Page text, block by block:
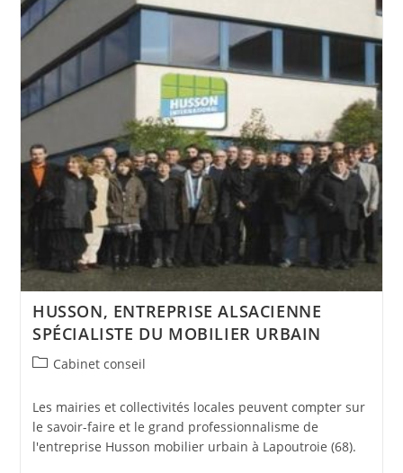
HUSSON, ENTREPRISE ALSACIENNE
SPÉCIALISTE DU MOBILIER URBAIN
PostCabinet conseil
Les mairies et collectivités locales peuvent compter sur
le savoir-faire et le grand professionnalisme de
l'entreprise Husson mobilier urbain à Lapoutroie (68).